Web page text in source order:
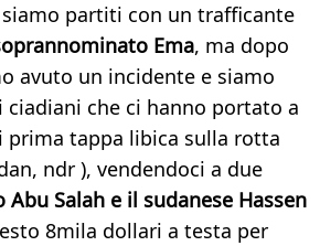
siamo partiti con un trafficante
Ema, ma dopo
avuto un incidente e siamo
che ci hanno portato a
prima tappa libica sulla rotta
ndr ), vendendoci a due
Abu Salah e il sudanese Hassen
8mila dollari a testa per